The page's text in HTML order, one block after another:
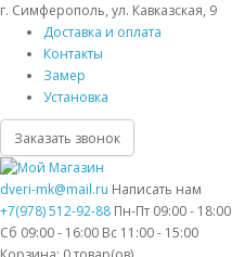
г. Симферополь, ул. Кавказская, 9
Доставка и оплата
Контакты
Замер
Установка
Заказать звонок
dveri-mk@mail.ru Написать нам
+7(978) 512-92-88 Пн-Пт 09:00 - 18:00
Сб 09:00 - 16:00 Вс 11:00 - 15:00